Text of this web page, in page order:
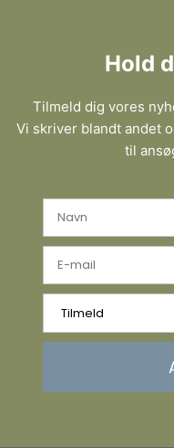
Hold
Tilmeld dig vores
Vi skriver blandt andet
til